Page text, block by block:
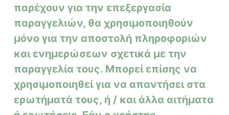
παρέχουν για την επεξεργασία
παραγγελιών, θα χρησιμοποιηθούν
μόνο για την αποστολή πληροφοριών
και ενημερώσεων σχετικά με την
παραγγελία τους. Μπορεί επίσης να
χρησιμοποιηθεί για να απαντήσει στα
ερωτήματά τους, ή / και άλλα αιτήματα